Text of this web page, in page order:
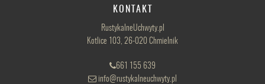
KONTAKT
RustykalneUchwyty.pl
Kotlice 103, 26-020 Chmielnik
661 155 639
info@rustykalneuchwyty.pl